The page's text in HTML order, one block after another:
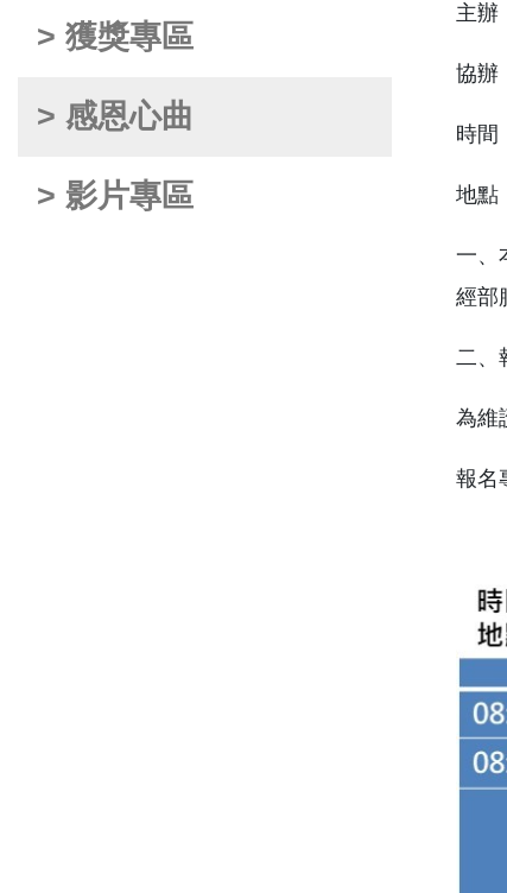
> 獲獎專區
> 感恩心曲
> 影片專區
主辦
協辦
時間
地點
一、
經部
二、
為維
報名